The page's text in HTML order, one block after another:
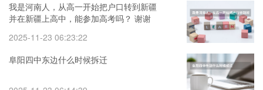
我是河南人，从高一开始把户口转到新疆
并在新疆上高中，能参加高考吗？ 谢谢
2025-11-23 06:23:22
阜阳四中东边什么时候拆迁